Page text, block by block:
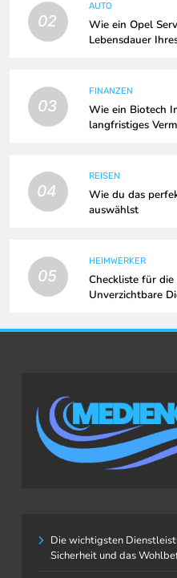
02
AUTO
Wie ein Opel
Lebensdauer
03
FINANZEN
Wie ein Biotech
langfristiges
04
REISEN
Wie du das
auswählst
05
HEIMWERKER
Checkliste für
Unverzichtbare
Die wichtigsten
Sicherheit und das